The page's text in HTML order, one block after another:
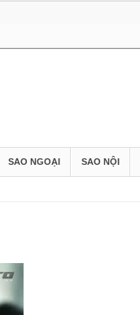
SAO NGOẠI SAO NỘI